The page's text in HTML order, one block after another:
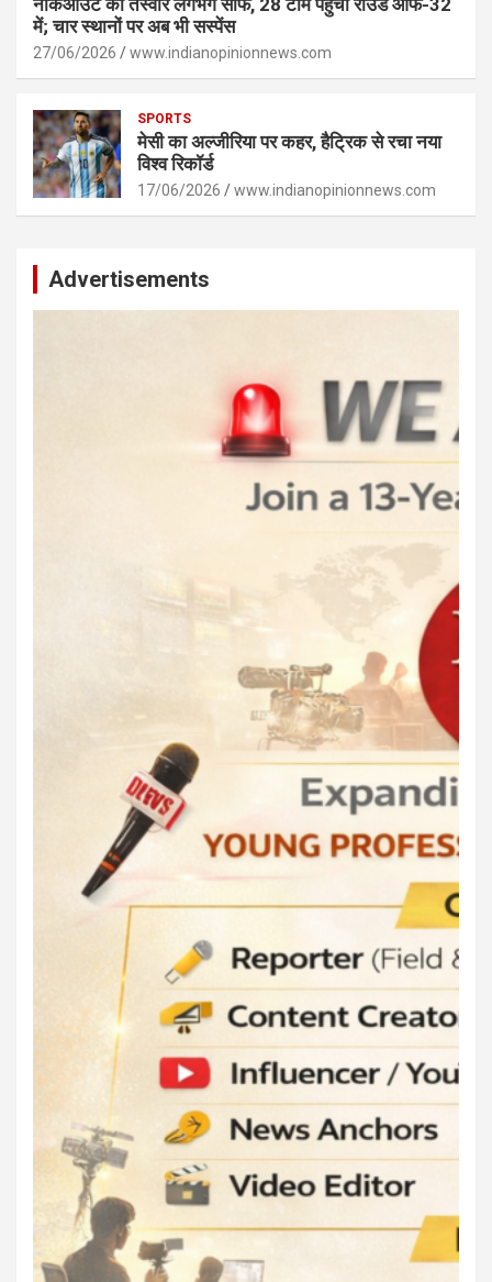
में; चार स्थानों पर अब भी सस्पेंस
27/06/2026 www.indianopinionnews.com
SPORTS
मेसी का अल्जीरिया पर कहर, हैट्रिक से रचा नया
विश्व रिकॉर्ड
17/06/2026 www.indianopinionnews.com
Advertisements